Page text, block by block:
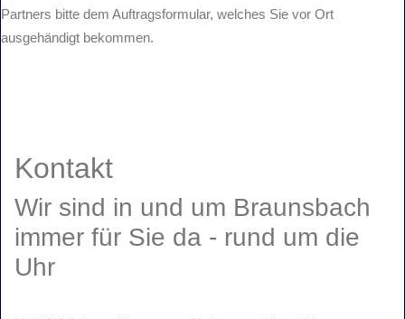
Partners bitte dem Auftragsformular, welches Sie vor Ort
ausgehändigt bekommen.
Kontakt
Wir sind in und um Braunsbach
immer für Sie da - rund um die
Uhr